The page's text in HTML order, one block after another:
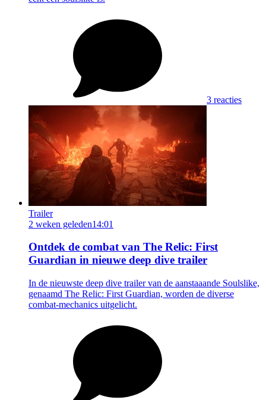
3 reacties
Trailer
2 weken geleden14:01
Ontdek de combat van The Relic: First
Guardian in nieuwe deep dive trailer
In de nieuwste deep dive trailer van de aanstaaande Soulslike,
genaamd The Relic: First Guardian, worden de diverse
combat-mechanics uitgelicht.